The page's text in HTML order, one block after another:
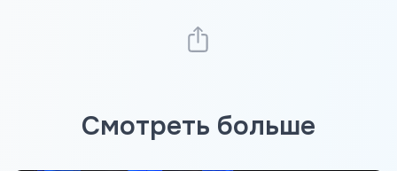
Смотреть больше